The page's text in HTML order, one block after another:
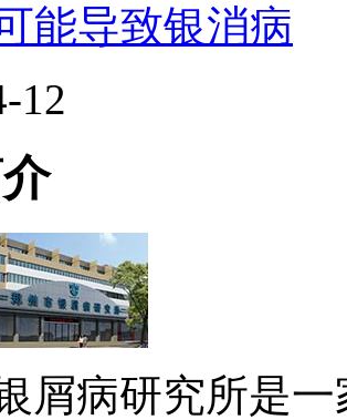
能导致银消病
12
屑病研究所是